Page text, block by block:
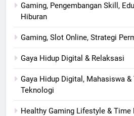
Gaming, Pengembangan Skill,
Hiburan
Gaming, Slot Online, Strategi
Gaya Hidup Digital & Relaksasi
Gaya Hidup Digital, Mahasiswa
Teknologi
Healthy Gaming Lifestyle & Time